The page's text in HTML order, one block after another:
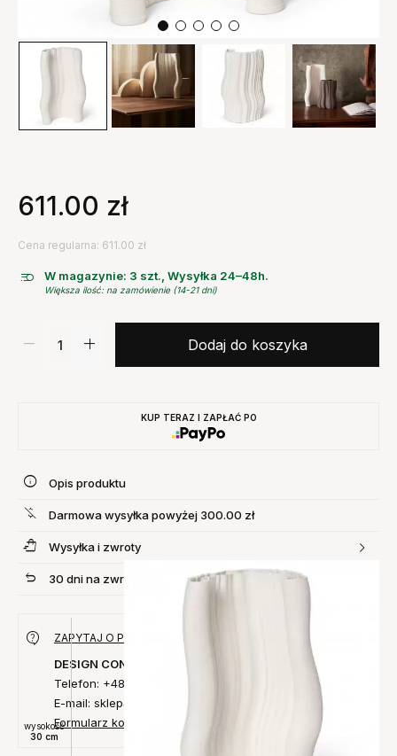
611.00 zł
Cena regularna: 611.00 zł
W magazynie: 3 szt., Wysyłka 24–48h.
Większa ilość: na zamówienie (14-21 dni)
Dodaj do koszyka
KUP TERAZ I ZAPŁAĆ PO
Opis produktu
Darmowa wysyłka powyżej 300.00 zł
Wysyłka i zwroty
30 dni na zwrot produktu
ZAPYTAJ O PRODUKT
DESIGN CONCEPT
Telefon: +48 735 027 014
E-mail: sklep@designconcept.pl
Formularz kontaktowy
wysokość
30 cm